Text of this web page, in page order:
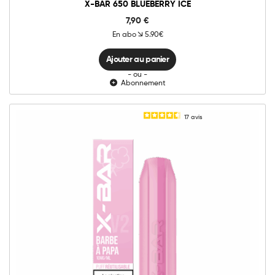
X-BAR 650 BLUEBERRY ICE
7,90 €
En abo 5.90€
Ajouter au panier
- ou -
Abonnement
17avis